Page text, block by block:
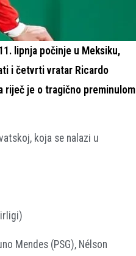
lipnja počinje u Meksiku,
i četvrti vratar Ricardo
riječ je o tragično preminulom
koja se nalazi u
Mendes (PSG), Nélson